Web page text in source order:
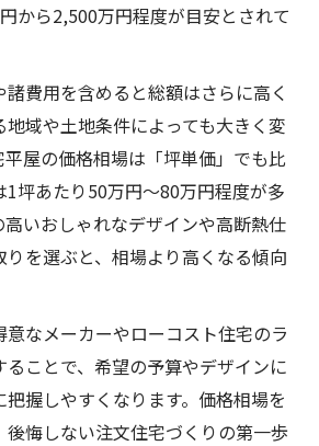
から2,500万円程度が目安とされて
費用を含めると総額はさらに高く
域や土地条件によっても大きく変
屋の価格相場は「坪単価」でも比
坪あたり50万円〜80万円程度が多
高いおしゃれなデザインや高断熱仕
を選ぶと、相場より高くなる傾向
意なメーカーやローコスト住宅のラ
ることで、希望の予算やデザインに
握しやすくなります。価格相場を
悔しない注文住宅づくりの第一歩